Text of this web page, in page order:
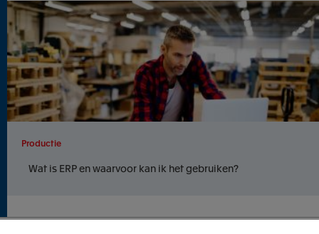
Productie
Wat is ERP en waarvoor kan ik het gebruiken?